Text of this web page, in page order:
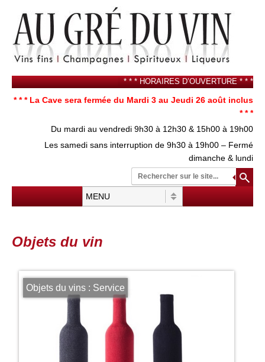
* * * HORAIRES D’OUVERTURE * * *
* * * La Cave sera fermée du Mardi 3 au Jeudi 26 août inclus
* * *
Du mardi au vendredi 9h30 à 12h30 & 15h00 à 19h00
Les samedi sans interruption de 9h30 à 19h00 – Fermé
dimanche & lundi
Objets du vin
Objets du vins : Service